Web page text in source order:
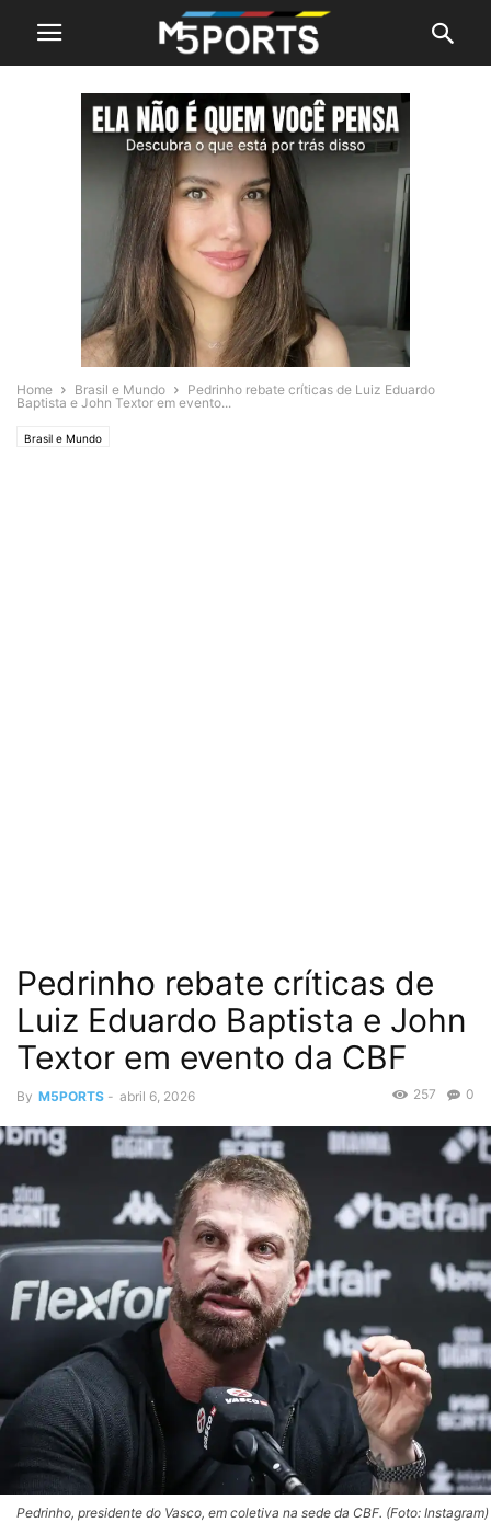
Home Brasil e Mundo
Pedrinho rebate críticas de Luiz Eduardo
Baptista e John Textor em evento...
Brasil e Mundo
Pedrinho rebate críticas de
Luiz Eduardo Baptista e John
Textor em evento da CBF
By M5PORTS - abril 6, 2026 0
257
Pedrinho, presidente do Vasco, em coletiva na sede da CBF. (Foto: Instagram)